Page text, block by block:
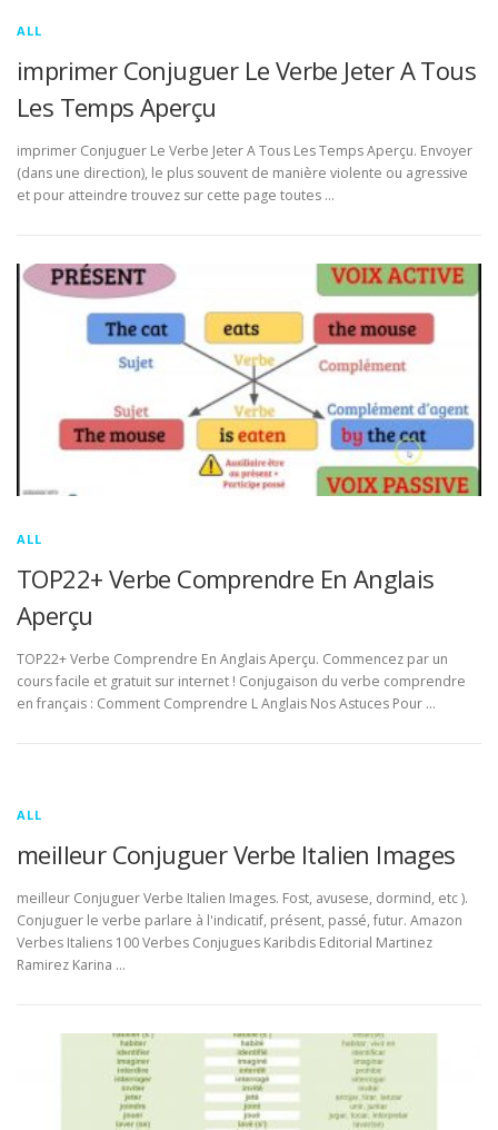
ALL
imprimer Conjuguer Le Verbe Jeter A Tous
Les Temps Aperçu
imprimer Conjuguer Le Verbe Jeter A Tous Les Temps Aperçu. Envoyer
(dans une direction), le plus souvent de manière violente ou agressive
et pour atteindre trouvez sur cette page toutes …
ALL
TOP22+ Verbe Comprendre En Anglais
Aperçu
TOP22+ Verbe Comprendre En Anglais Aperçu. Commencez par un
cours facile et gratuit sur internet ! Conjugaison du verbe comprendre
en français : Comment Comprendre L Anglais Nos Astuces Pour …
ALL
meilleur Conjuguer Verbe Italien Images
meilleur Conjuguer Verbe Italien Images. Fost, avusese, dormind, etc ).
Conjuguer le verbe parlare à l'indicatif, présent, passé, futur. Amazon
Verbes Italiens 100 Verbes Conjugues Karibdis Editorial Martinez
Ramirez Karina …